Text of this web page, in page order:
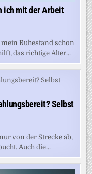
ich mit der Arbeit
Ruhestand schon
das richtige Alter...
Selbst
von der Strecke ab,
Auch die...